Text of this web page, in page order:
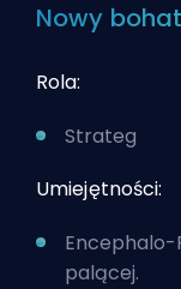
Nowy
Rola:
Strateg
Umiejętności:
Encephalo-
palącej.